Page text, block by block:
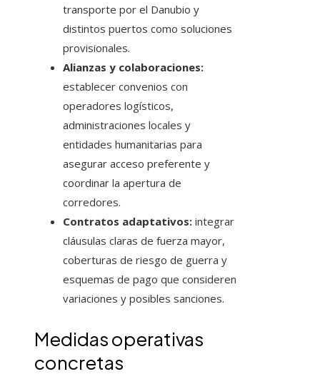
transporte por el Danubio y
distintos puertos como soluciones
provisionales.
Alianzas y colaboraciones:
establecer convenios con
operadores logísticos,
administraciones locales y
entidades humanitarias para
asegurar acceso preferente y
coordinar la apertura de
corredores.
Contratos adaptativos: integrar
cláusulas claras de fuerza mayor,
coberturas de riesgo de guerra y
esquemas de pago que consideren
variaciones y posibles sanciones.
Medidas operativas
concretas